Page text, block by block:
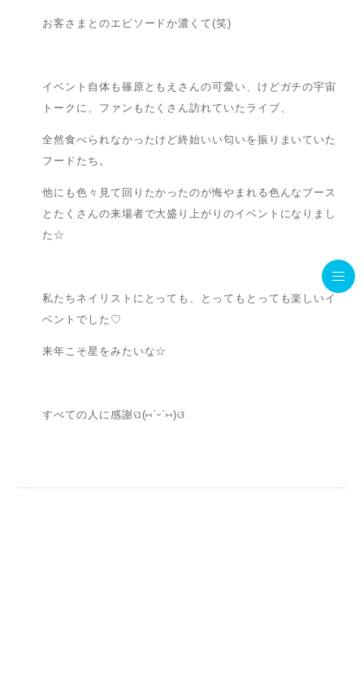
お客さまとのエピソードか濃くて(笑)
イベント自体も篠原ともえさんの可愛い、けどガチの宇宙
トークに、ファンもたくさん訪れていたライブ、
全然食べられなかったけど終始いい匂いを振りまいていた
フードたち。
他にも色々見て回りたかったのが悔やまれる色んなブース
とたくさんの来場者で大盛り上がりのイベントになりまし
た☆
私たちネイリストにとっても、とってもとっても楽しいイ
ベントでした♡
来年こそ星をみたいな☆
すべての人に感謝ପ(⑅ˊᵕˋ⑅)ଓ